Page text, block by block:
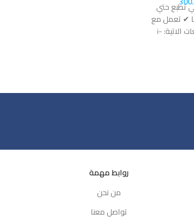
تطبع حتي
✔ تعمل مع
موديلات الطابعات الاتية: i-
روابط مهمة
من نحن
تواصل معنا